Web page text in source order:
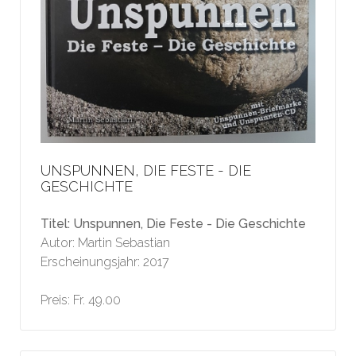
UNSPUNNEN, DIE FESTE - DIE
GESCHICHTE
Titel: Unspunnen, Die Feste - Die Geschichte
Autor: Martin Sebastian
Erscheinungsjahr: 2017
Preis: Fr. 49.00